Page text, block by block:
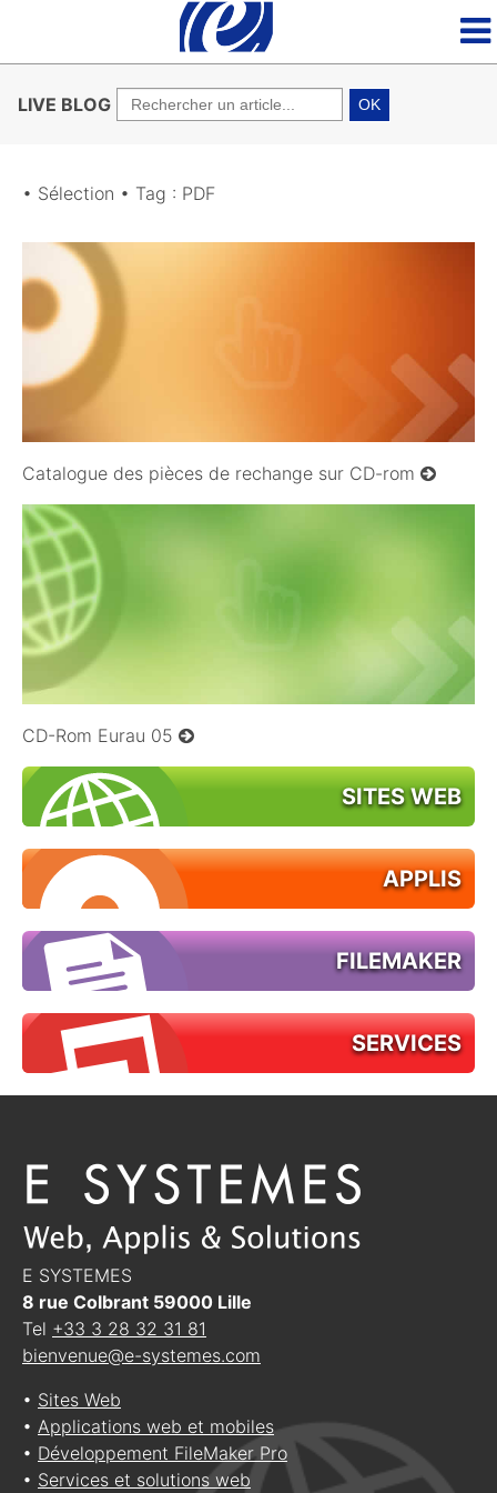
LIVE BLOG OK
• Sélection • Tag : PDF
09/10/2008
Catalogue des pièces de rechange sur CD-rom
09/12/2008
CD-Rom Eurau 05
SITES WEB
APPLIS
FILEMAKER
SERVICES
E SYSTEMES
8 rue Colbrant 59000 Lille
Tel +33 3 28 32 31 81
bienvenue@e-systemes.com
• Sites Web
• Applications web et mobiles
• Développement FileMaker Pro
• Services et solutions web